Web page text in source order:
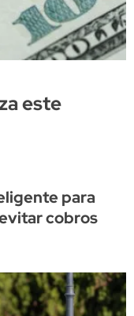
este
para
cobros